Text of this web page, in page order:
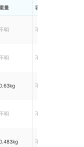
量 容量
明 不明
明 不明
不明
明 不明
不明